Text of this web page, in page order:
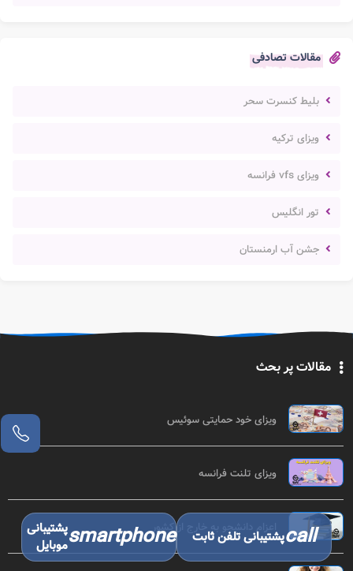
مقالات تصادفی
بلیط کنسرت سحر
ویزای ترکیه
ویزای vfs فرانسه
تور انگلیس
جشن آب ارمنستان
مقالات پر بحث
ویزای خود حمایتی سوئیس
ویزای تلنت فرانسه
اعزام دانشجو به خارج از کشور callپشتیبانی تلفن ثابت smartphoneپشتیبانی
موبایل